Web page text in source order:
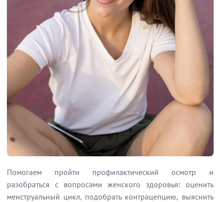
Помогаем пройти профилактический осмотр и
разобраться с вопросами женского здоровья: оценить
менструальный цикл, подобрать контрацепцию, выяснить